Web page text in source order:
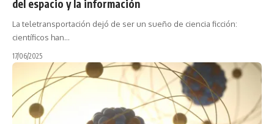
del espacio y la información
La teletransportación dejó de ser un sueño de ciencia ficción:
científicos han…
17/06/2025